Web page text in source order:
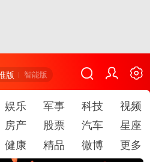
版 智能版
娱乐 军事 科技
视频
房产 股票 汽车
星座
健康 精品 微博 更多